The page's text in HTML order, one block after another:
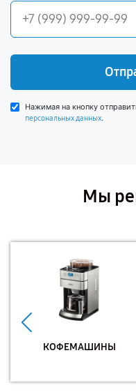
Нажимая на кнопку
персональных данных.
Мы
КОФЕМАШИНЫ